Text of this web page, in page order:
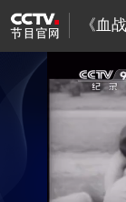
《血